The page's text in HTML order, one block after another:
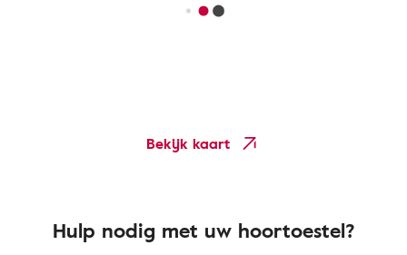
Bekijk kaart
Hulp nodig met uw hoortoestel?